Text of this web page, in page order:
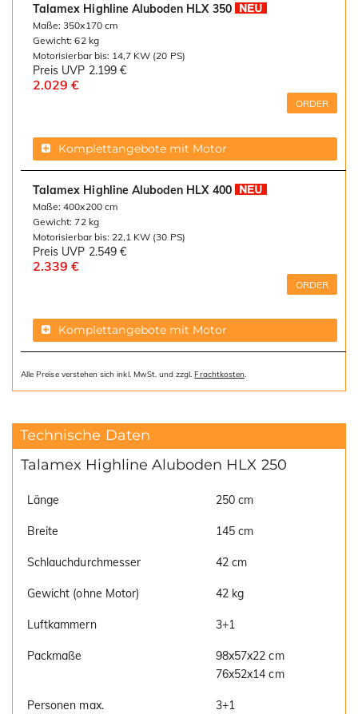
Talamex Highline Aluboden HLX 350
Maße: 350x170 cm
Gewicht: 62 kg
Motorisierbar bis: 14,7 KW (20 PS)
Preis UVP 2.199 €
2.029 €
ORDER
Komplettangebote mit Motor
Talamex Highline Aluboden HLX 400
Maße: 400x200 cm
Gewicht: 72 kg
Motorisierbar bis: 22,1 KW (30 PS)
Preis UVP 2.549 €
2.339 €
ORDER
Komplettangebote mit Motor
Alle Preise verstehen sich inkl. MwSt. und zzgl.Frachtkosten.
Technische Daten
Talamex Highline Aluboden HLX 250
Länge 250 cm
Breite 145 cm
Schlauchdurchmesser 42 cm
Gewicht (ohne Motor) 42 kg
Luftkammern 3+1
Packmaße
98x57x22 cm
76x52x14 cm
Personen max. 3+1